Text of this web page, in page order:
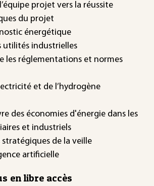
projet vers la réussite
du projet
énergétique
utilités industrielles
les réglementations et normes
et de l’hydrogène
des économies d'énergie dans les
et industriels
stratégiques de la veille
artificielle
en libre accès